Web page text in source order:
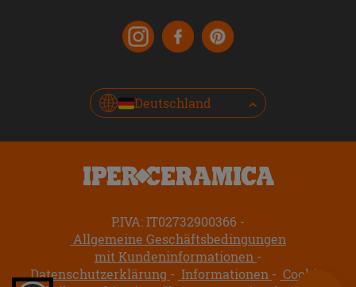
Deutschland
P.IVA: IT02732900366
Allgemeine Geschäftsbedingungen
mit Kundeninformationen
Datenschutzerklärung
Informationen
Cookie-